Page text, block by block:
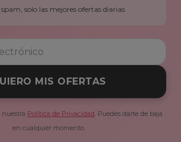
spam, solo las mejores ofertas diarias
MIS OFERTAS
nuestra Política de Privacidad . Puedes darte de baja
en cualquier momento.